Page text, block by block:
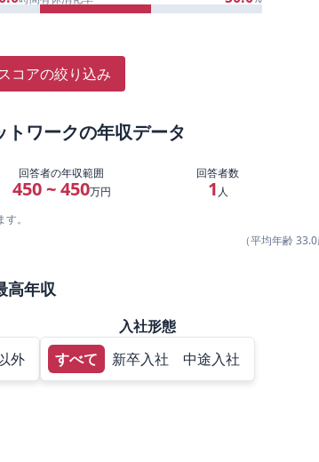
コアの絞り込み
トワークの年収データ
回答者の年収範囲
450 ~ 450万円
回答者数
1 人
。
（平均年齢33.0
高年収
外
入社形態
すべて
新卒入社 中途入社